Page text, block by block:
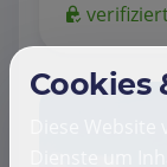
Cookies
Diese
Dienste um